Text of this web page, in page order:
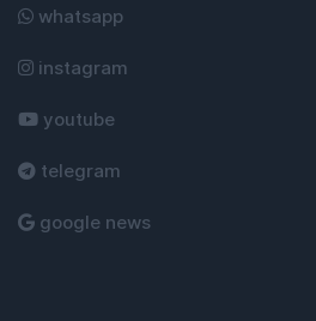
whatsapp
instagram
youtube
telegram
google news